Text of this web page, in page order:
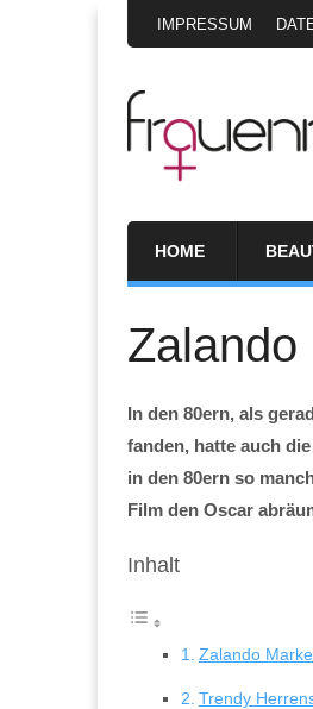
IMPRESSUM
HOME
Zalando
In den 80ern, als
fanden, hatte auch
in den 80ern so
Film den Oscar
Inhalt
Zalando
Trendy